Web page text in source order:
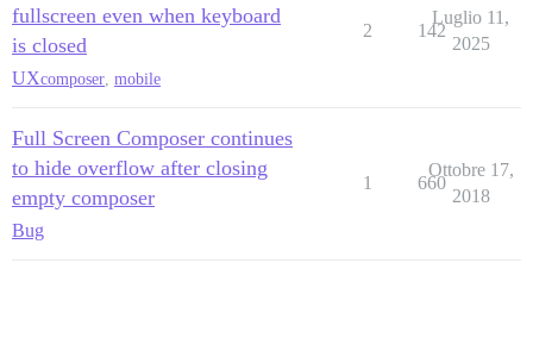
fullscreen even when keyboard
is closed
UXcomposer mobile
2 142
Luglio 11,
2025
Full Screen Composer continues
to hide overflow after closing
empty composer
Bug
1 660
Ottobre 17,
2018